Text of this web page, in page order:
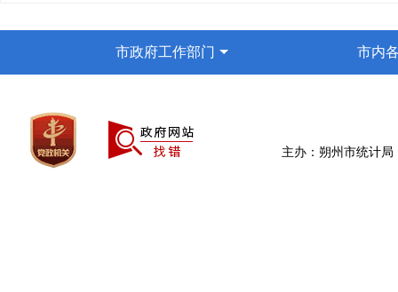
市政府工作部门 市内
主办：朔州市统